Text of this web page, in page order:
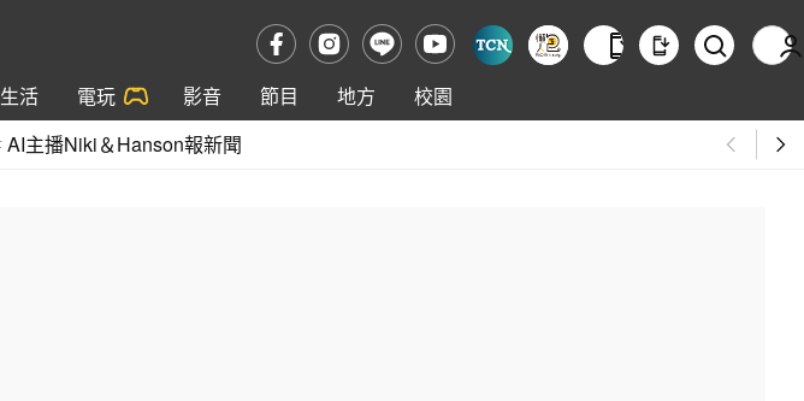
生活 電玩 影音 節目 地方
校園
AI主播Niki＆Hanson報新聞